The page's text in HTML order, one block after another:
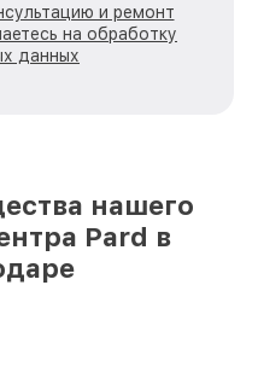
и ремонт
на обработку
данных
нашего
Pard в